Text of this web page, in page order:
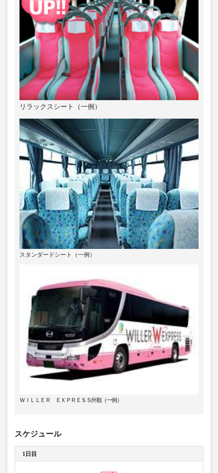
リラックスシート（一例）
スタンダードシート（一例）
ＷＩＬＬＥＲ ＥＸＰＲＥＳＳ外観（一例）
スケジュール
1日目